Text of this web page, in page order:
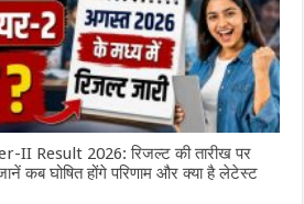
II Result 2026: रिजल्ट की तारीख पर
कब घोषित होंगे परिणाम और क्या है लेटेस्ट